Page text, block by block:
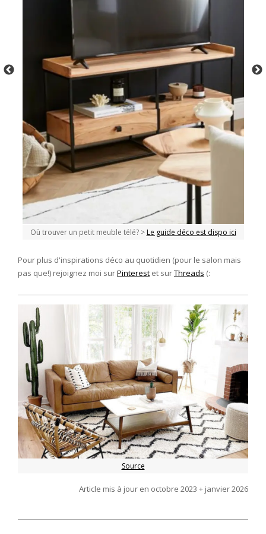
Où trouver un petit meuble télé? > Le guide déco est dispo ici
Pour plus d'inspirations déco au quotidien (pour le salon mais
pas que!) rejoignez moi surPinterest et surThreads (:
Source
Article mis à jour en octobre 2023 + janvier 2026